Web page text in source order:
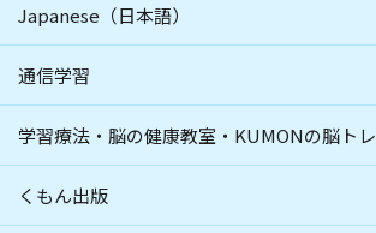
Japanese（日本語）
通信学習
学習療法・脳の健康教室・KUMONの脳トレ
くもん出版